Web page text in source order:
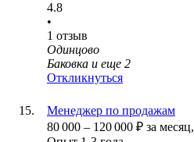
4.8
•
1 отзыв
Одинцово
Баковка и еще 2
Откликнуться
Менеджер по продажам
80 000 – 120 000 ₽ за месяц,